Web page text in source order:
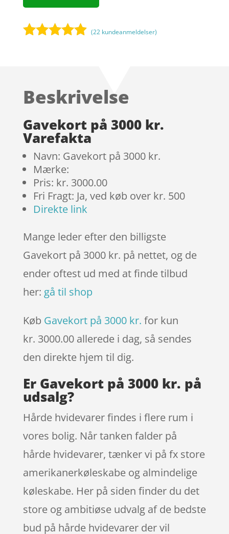
kundebedø
(22 kundeanmeldelser)
Beskrivelse
Gavekort på 3000 kr.
Varefakta
Navn: Gavekort på 3000 kr.
Mærke:
Pris: kr. 3000.00
Fri Fragt: Ja, ved køb over kr. 500
Direkte link
Mange leder efter den billigste
Gavekort på 3000 kr. på nettet, og de
ender oftest ud med at finde tilbud
her: gå til shop
Køb Gavekort på 3000 kr. for kun
kr. 3000.00 allerede i dag, så sendes
den direkte hjem til dig.
Er Gavekort på 3000 kr. på
udsalg?
Hårde hvidevarer findes i flere rum i
vores bolig. Når tanken falder på
hårde hvidevarer, tænker vi på fx store
amerikanerkøleskabe og almindelige
køleskabe. Her på siden finder du det
store og ambitiøse udvalg af de bedste
bud på hårde hvidevarer der vil